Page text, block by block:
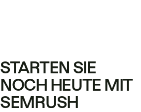
STARTEN SIE
NOCH HEUTE MIT
SEMRUSH